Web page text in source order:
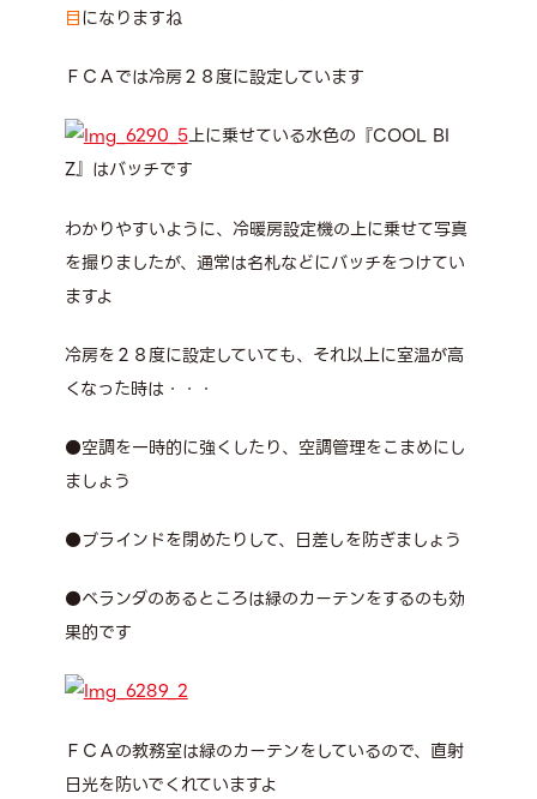
目になりますね
ＦＣＡでは冷房２８度に設定しています
上に乗せている水色の『COOL BI
Z』はバッチです
わかりやすいように、冷暖房設定機の上に乗せて写真
を撮りましたが、通常は名札などにバッチをつけてい
ますよ
冷房を２８度に設定していても、それ以上に室温が高
くなった時は・・・
●空調を一時的に強くしたり、空調管理をこまめにし
ましょう
●ブラインドを閉めたりして、日差しを防ぎましょう
●ベランダのあるところは緑のカーテンをするのも効
果的です
ＦＣＡの教務室は緑のカーテンをしているので、直射
日光を防いでくれていますよ